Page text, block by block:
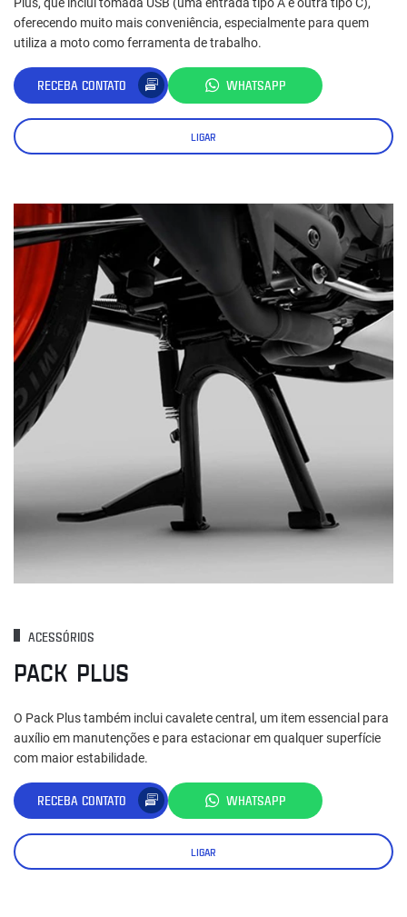
oferecendo muito mais conveniência, especialmente para quem
utiliza a moto como ferramenta de trabalho.
RECEBA CONTATO WHATSAPP
LIGAR
ACESSÓRIOS
PACK PLUS
O Pack Plus também inclui cavalete central, um item essencial para
auxílio em manutenções e para estacionar em qualquer superfície
com maior estabilidade.
RECEBA CONTATO WHATSAPP
LIGAR